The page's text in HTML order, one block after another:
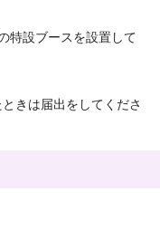
特設ブースを設置して
きは届出をしてくださ